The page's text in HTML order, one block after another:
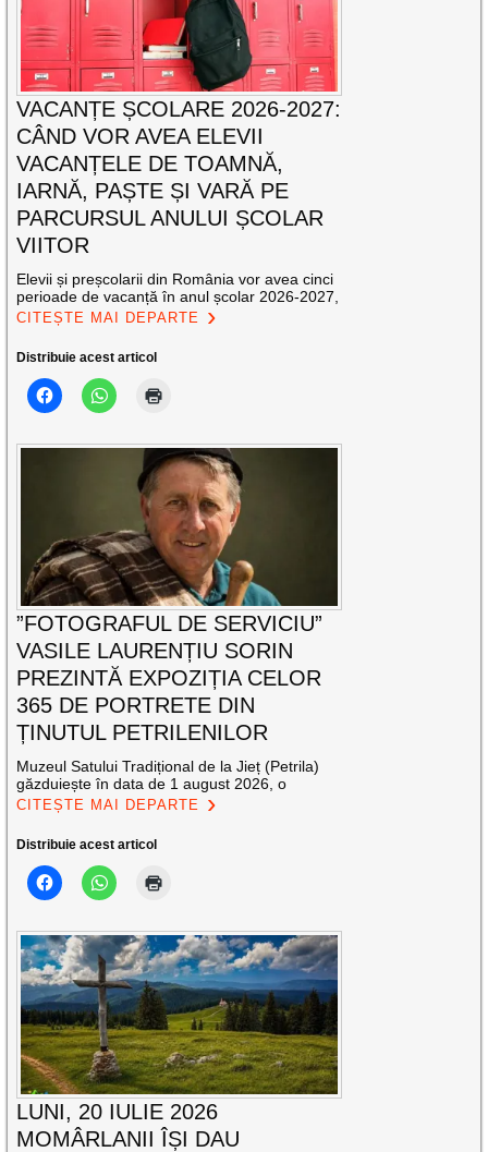
VACANȚE ȘCOLARE 2026-2027:
CÂND VOR AVEA ELEVII
VACANȚELE DE TOAMNĂ,
IARNĂ, PAȘTE ȘI VARĂ PE
PARCURSUL ANULUI ȘCOLAR
VIITOR
Elevii și preșcolarii din România vor avea cinci
perioade de vacanță în anul școlar 2026-2027,
CITEȘTE MAI DEPARTE
Distribuie acest articol
”FOTOGRAFUL DE SERVICIU”
VASILE LAURENȚIU SORIN
PREZINTĂ EXPOZIȚIA CELOR
365 DE PORTRETE DIN
ȚINUTUL PETRILENILOR
Muzeul Satului Tradițional de la Jieț (Petrila)
găzduiește în data de 1 august 2026, o
CITEȘTE MAI DEPARTE
Distribuie acest articol
LUNI, 20 IULIE 2026
MOMÂRLANII ÎȘI DAU